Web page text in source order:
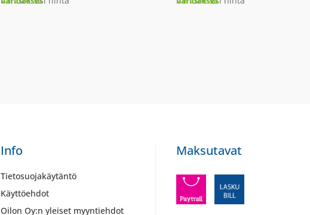
Info
Tietosuojakäytäntö
Käyttöehdot
Oilon Oy:n yleiset myyntiehdot
Maksutavat